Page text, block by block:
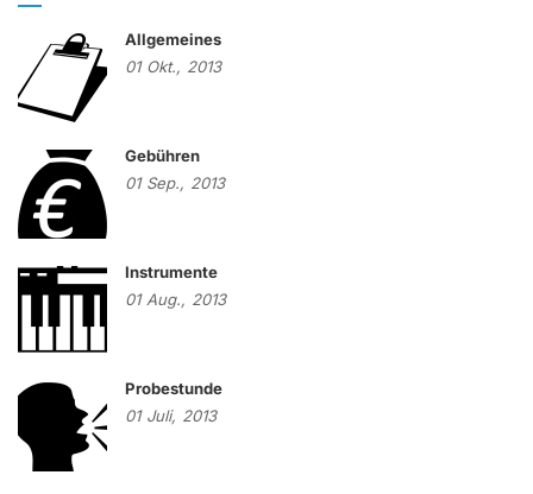
Allgemeines
01 Okt., 2013
Gebühren
01 Sep., 2013
Instrumente
01 Aug., 2013
Probestunde
01 Juli, 2013